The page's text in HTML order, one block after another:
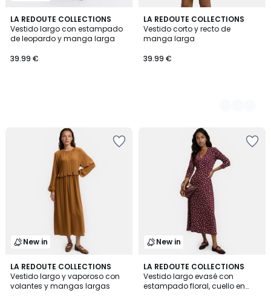
LA REDOUTE COLLECTIONS
Vestido largo con estampado
de leopardo y manga larga
39.99 €
LA REDOUTE COLLECTIONS
Vestido corto y recto de
manga larga
39.99 €
2
Colores
New in
LA REDOUTE COLLECTIONS
Vestido largo y vaporoso con
volantes y mangas largas
New in
LA REDOUTE COLLECTIONS
Vestido largo evasé con
estampado floral, cuello en